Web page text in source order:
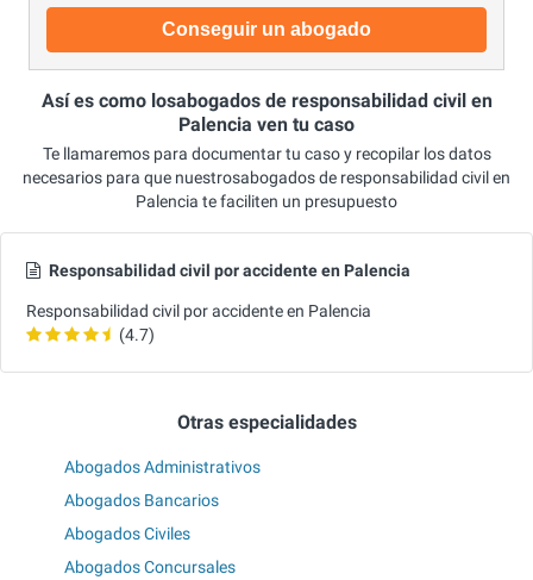
Conseguir un abogado
Así es como losabogados de responsabilidad civil en
Palencia ven tu caso
Te llamaremos para documentar tu caso y recopilar los datos
necesarios para que nuestrosabogados de responsabilidad civil en
Palencia te faciliten un presupuesto
Responsabilidad civil por accidente en Palencia
Responsabilidad civil por accidente en Palencia
(4.7)
Otras especialidades
Abogados Administrativos
Abogados Bancarios
Abogados Civiles
Abogados Concursales